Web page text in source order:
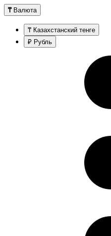
₸ Валюта
₸ Казахстанский тенге
₽ Рубль